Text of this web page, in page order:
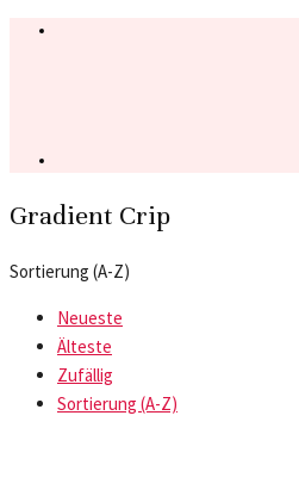
Gradient Crip
Sortierung (A-Z)
Neueste
Älteste
Zufällig
Sortierung (A-Z)